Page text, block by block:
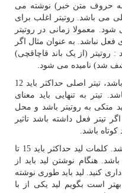
حروف متن خبر) نوشته می
می باشد. روتیتر اغلب برای
شود. معمولا زمانی در روتیتر
فعل نباشد. به عنوان مثال اگر
: روتیتر (از یک باند قاچاقچی)
تیتر می باشد، تیتر اصلی حداکثر باید 12
تیتر به تنهایی باید معنای
متکی به روتیتر باشد و محل
تیتر فعل داشته باشد تاثیر
باشد.
لید می باشد. کلمات لید حداکثر باید 15 تا
هنگام نوشتن لید باید از
کنید. لید باید طوری نوشته
است بگویم لید یکی از با